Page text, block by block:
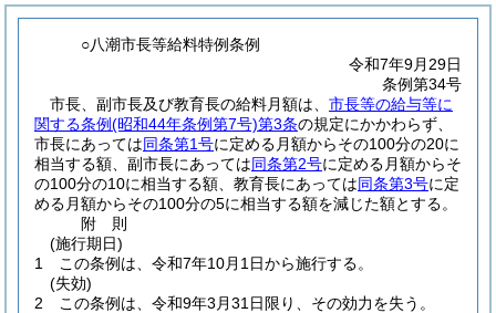
○八潮市長等給料特例条例
令和7年9月29日
条例第34号
市長、副市長及び教育長の給料月額は、 市長等の給与等に
関する条例(昭和44年条例第7号)第3条の規定にかかわらず、
市長にあっては同条第1号に定める月額からその100分の20に
相当する額、副市長にあっては同条第2号に定める月額からそ
の100分の10に相当する額、教育長にあっては同条第3号に定
める月額からその100分の5に相当する額を減じた額とする。
附 則
(施行期日)
1
この条例は、令和7年10月1日から施行する。
(失効)
2
この条例は、令和9年3月31日限り、その効力を失う。